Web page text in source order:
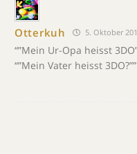
Otterkuh 5. Oktober
“”Mein Ur-Opa heisst
“”Mein Vater heisst